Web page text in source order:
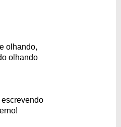
olhando,
olhando